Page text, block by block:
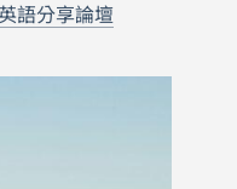
語分享論壇